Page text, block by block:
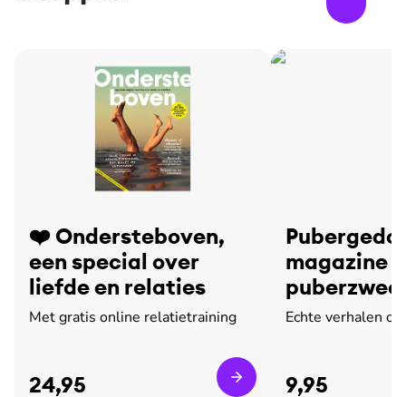
❤️ Ondersteboven,
een special over
liefde en relaties
Met gratis online relatietraining
24,95
magazine
leed
Echte verhalen
9,95